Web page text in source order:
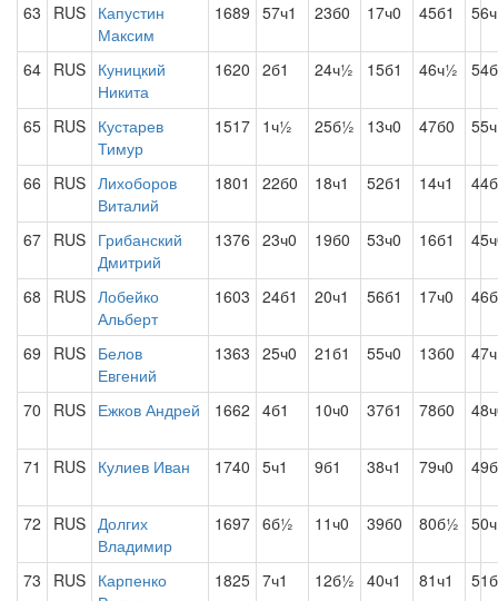
63 RUS Капустин
Максим
1689 57ч1 23б0 17ч0 45б1
64 RUS Куницкий
Никита
1620 2б1 24ч½ 15б1 46ч½
65 RUS Кустарев
Тимур
1517 1ч½ 25б½ 13ч0 47б0
66 RUS Лихоборов
Виталий
1801 22б0 18ч1 52б1 14ч1
67 RUS Грибанский
Дмитрий
1376 23ч0 19б0 53ч0 16б1
68 RUS Лобейко
Альберт
1603 24б1 20ч1 56б1 17ч0
69 RUS Белов
Евгений
1363 25ч0 21б1 55ч0 13б0
70 RUS Ежков Андрей 1662 4б1 10ч0 37б1 78б0
71 RUS Кулиев Иван 1740 5ч1 9б1 38ч1 79ч0
72 RUS Долгих
Владимир
1697 6б½ 11ч0 39б0 80б½
73 RUS Карпенко
1825 7ч1 12б½ 40ч1 81ч1